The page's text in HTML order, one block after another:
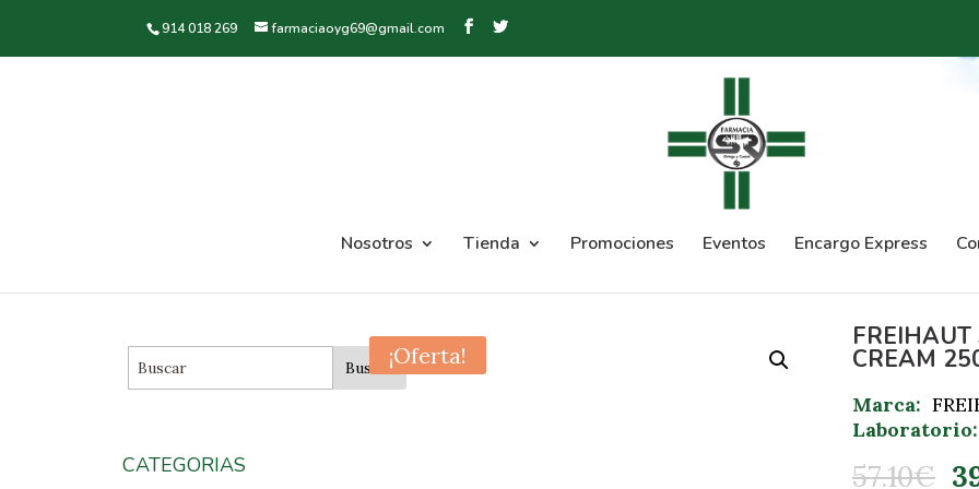
914 018 269 farmaciaoyg69@gmail.com
Nosotros Tienda Promociones Eventos Encargo Express
¡Oferta!
FREIHAUT
CREAM
Marca:
Laboratorio:
57.10€
CATEGORIAS